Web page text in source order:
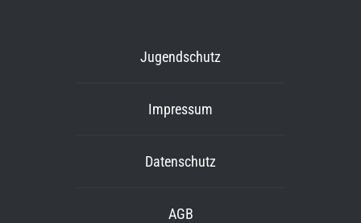
Jugendschutz
Impressum
Datenschutz
AGB